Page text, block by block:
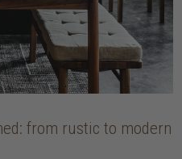
from rustic to modern